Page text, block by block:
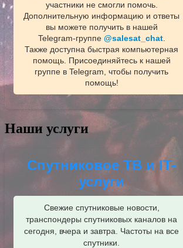
участники не смогли помочь.
Дополнительную информацию и ответы
вы можете получить в нашей
Telegram‑группе @salesat_chat.
Также доступна быстрая компьютерная
помощь. Присоединяйтесь к нашей
группе в Telegram, чтобы получить
помощь!
Наши услуги
Спутниковое ТВ и IT-
услуги
Свежие спутниковые новости,
транспондеры спутниковых каналов на
сегодня, вчера и завтра. Частоты на все
спутники.